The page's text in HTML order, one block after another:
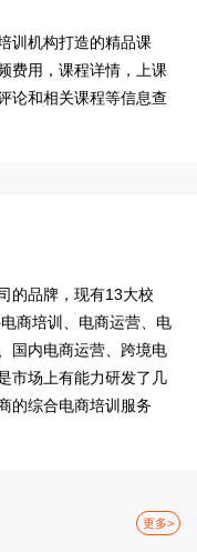
训机构打造的精品课
费用，课程详情，上课
论和相关课程等信息查
的品牌，现有13大校
商培训、电商运营、电
国内电商运营、跨境电
市场上有能力研发了几
的综合电商培训服务
更多>